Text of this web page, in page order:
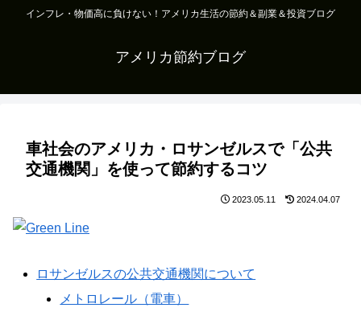
インフレ・物価高に負けない！アメリカ生活の節約＆副業＆投資ブログ
アメリカ節約ブログ
車社会のアメリカ・ロサンゼルスで「公共
交通機関」を使って節約するコツ
2023.05.11 2024.04.07
ロサンゼルスの公共交通機関について
メトロレール（電車）